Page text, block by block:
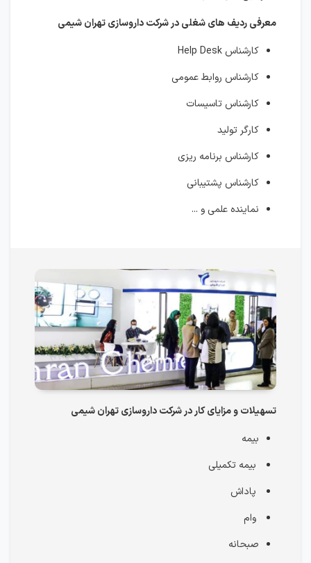
معرفی ردیف های شغلی در شرکت داروسازی تهران شیمی
کارشناس Help Desk
کارشناس روابط عمومی
کارشناس تاسیسات
کارگر تولید
کارشناس برنامه ریزی
کارشناس پشتیبانی
نماینده علمی و ...
تسهیلات و مزایای کار در شرکت داروسازی تهران شیمی
بیمه
بیمه تکمیلی
پاداش
وام
صبحانه